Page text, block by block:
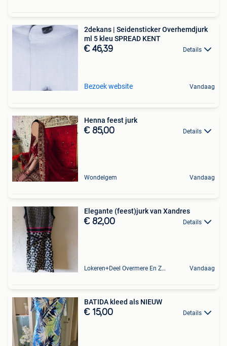
2dekans | Seidensticker Overhemdjurk
ml 5 kleu SPREAD KENT
€ 46,39 Details
Bezoek website Vandaag
Henna feest jurk
€ 85,00 Details
Wondelgem Vandaag
Elegante (feest)jurk van Xandres
€ 82,00 Details
Lokeren+Deel Overmere En Zele Vandaag
BATIDA kleed als NIEUW
€ 15,00 Details